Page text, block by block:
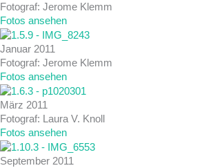
Fotograf: Jerome Klemm
Fotos ansehen
Januar 2011
Fotograf: Jerome Klemm
Fotos ansehen
März 2011
Fotograf: Laura V. Knoll
Fotos ansehen
September 2011